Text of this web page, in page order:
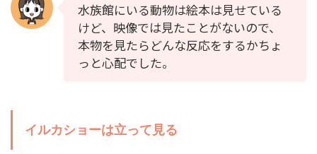
水族館にいる動物は絵本は見せている
けど、映像では見たことがないので、
本物を見たらどんな反応をするかちょ
っと心配でした。
イルカショーは立って見る